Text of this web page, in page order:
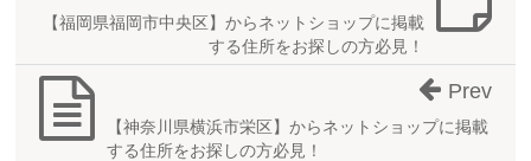
【福岡県福岡市中央区】からネットショップに掲載
する住所をお探しの方必見！
【神奈川県横浜市栄区】からネットショップに掲載
する住所をお探しの方必見！
Prev